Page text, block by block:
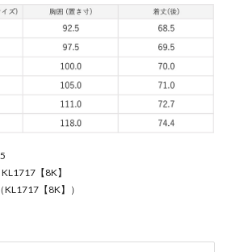
【8K】
KL1717【8K】）